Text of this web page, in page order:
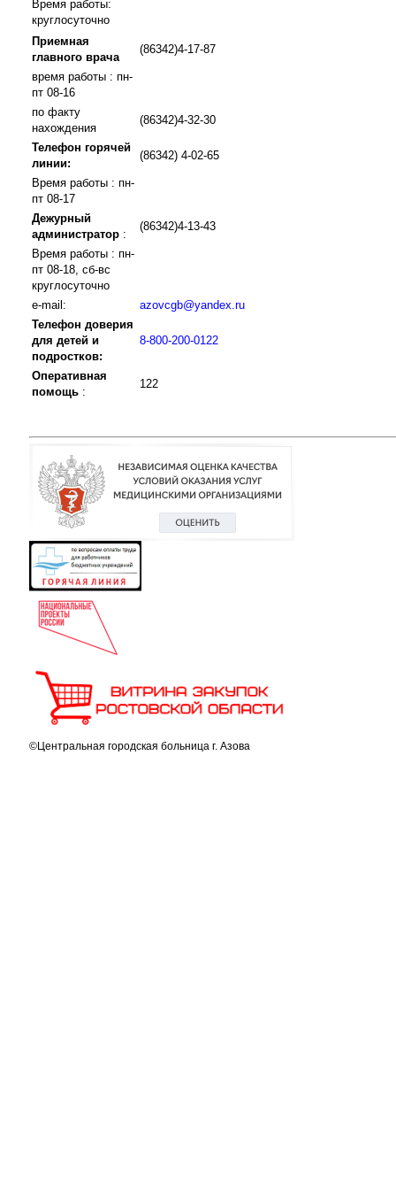
Время работы:
круглосуточно
Приемная
главного врача
(86342)4-17-87
время работы : пн-
пт 08-16
по факту
нахождения
(86342)4-32-30
Телефон горячей
линии:
(86342) 4-02-65
Время работы : пн-
пт 08-17
Дежурный
администратор :
(86342)4-13-43
Время работы : пн-
пт 08-18, сб-вс
круглосуточно
e-mail:
azovcgb@yandex.ru
Телефон доверия
для детей и
подростков:
8-800-200-0122
Оперативная
помощь :
122
©Центральная городская больница г. Азова